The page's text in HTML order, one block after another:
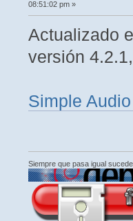
08:51:02 pm »
Actualizado
versión
Simple
Siempre que pasa igual